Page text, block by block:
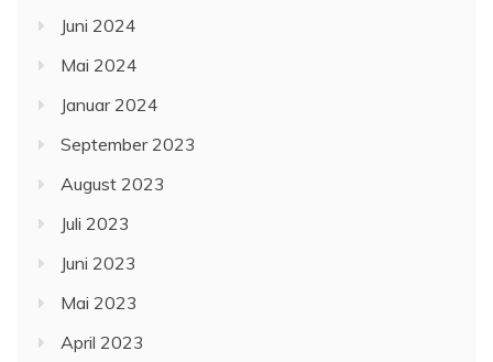
Juni 2024
Mai 2024
Januar 2024
September 2023
August 2023
Juli 2023
Juni 2023
Mai 2023
April 2023